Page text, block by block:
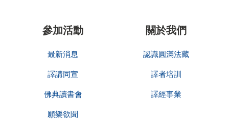
參加活動
最新消息
譯講同宣
佛典讀書會
願樂欲聞
關於我們
認識圓滿法藏
譯者培訓
譯經事業